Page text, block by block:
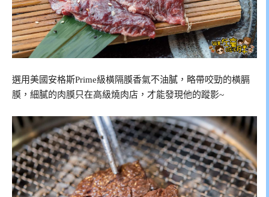
選用美國安格斯Prime級橫隔膜香氣不油膩，略帶咬勁的橫膈
膜，細膩的肉膜只在高級燒肉店，才能發現他的蹤影~